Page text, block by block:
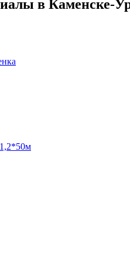
в Каменске-